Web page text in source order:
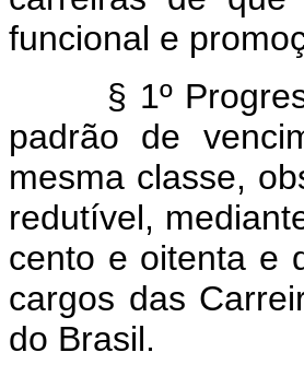
funcional e
§ 1º
padrão de
mesma classe,
redutível,
cento e oitenta e
cargos das
do Brasil.